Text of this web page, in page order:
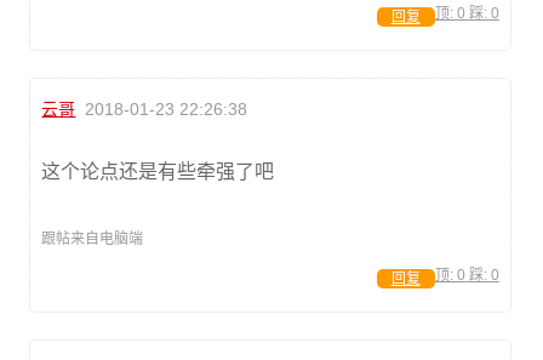
顶: 0 踩: 0
回复
云哥 2018-01-23 22:26:38
这个论点还是有些牵强了吧
跟帖来自电脑端
顶: 0 踩: 0
回复